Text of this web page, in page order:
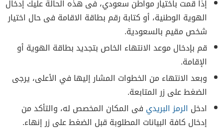
إذا قمت باختيار مواطن سعودي، فى هذه الحالة عليك إدخال
الهوية الوطنية، أو كتابة رقم بطاقة الاقامة فى حال اختيار
شخص مقيم بالسعودية.
قم بإدخال موعد الانتهاء الخاص بتجديد بطاقة الهوية أو
الإقامة.
وبعد الانتهاء من الخطوات المشار إليها في الأعلى، يرجى
الضغط على زر المتابعة.
ادخل الرمز البريدي فى المكان المخصص له، والتأكد من
إدخال كافة البيانات المطلوبة قبل الضغط على زر إنهاء.